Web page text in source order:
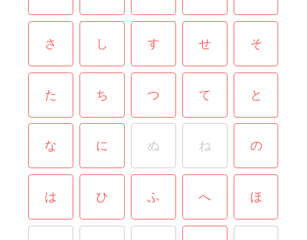
さ し す せ そ
た ち つ て と
な に ぬ ね の
は ひ ふ へ ほ